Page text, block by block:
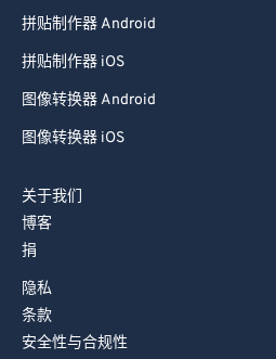
拼贴制作器 Android
拼贴制作器 iOS
图像转换器 Android
图像转换器 iOS
关于我们
博客
捐
隐私
条款
安全性与合规性